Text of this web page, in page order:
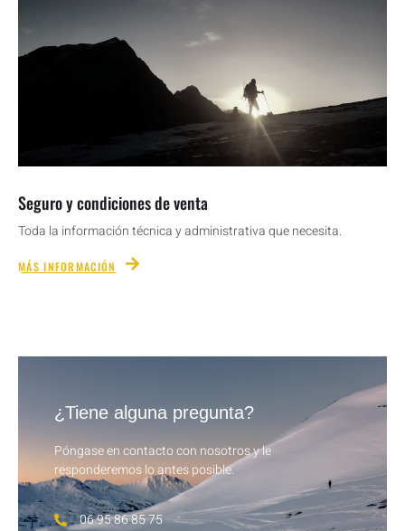
Seguro y condiciones de venta
Toda la información técnica y administrativa que necesita.
MÁS INFORMACIÓN
¿Tiene alguna pregunta?
Póngase en contacto con nosotros y le
responderemos lo antes posible.
06 95 86 85 75